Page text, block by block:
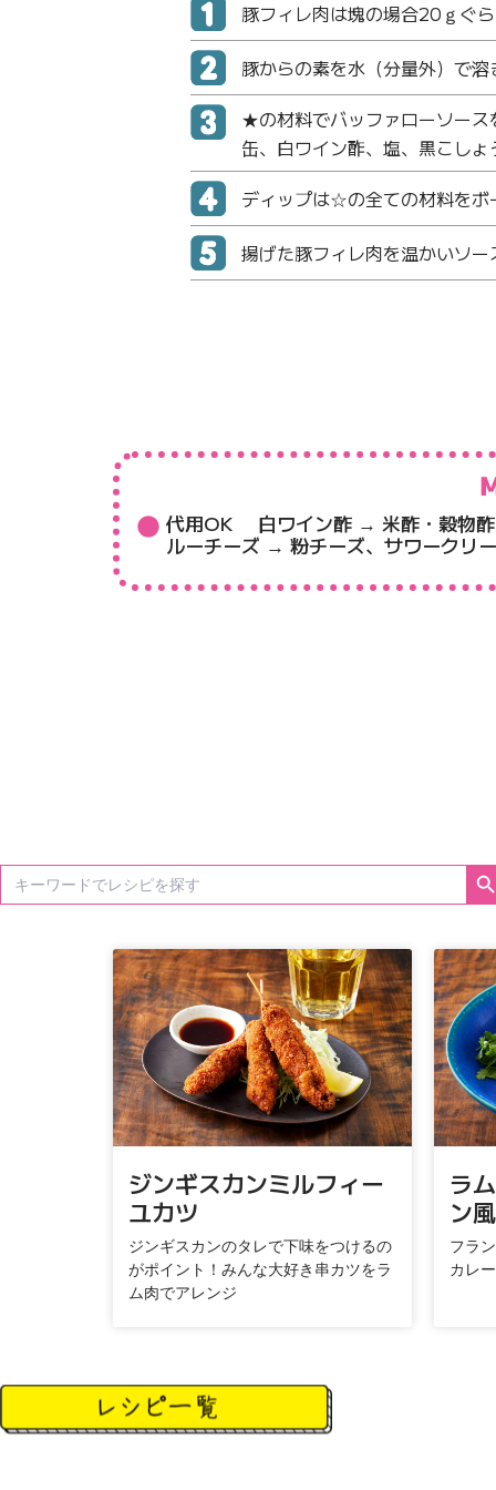
豚フィレ肉は塊の場合20ｇぐ
豚からの素を水（分量外）で
★の材料でバッファローソース
缶、白ワイン酢、塩、黒こし
ディップは☆の全ての材料をボ
揚げた豚フィレ肉を温かいソ
代用OK 白ワイン酢 → 米酢・穀物
ルーチーズ → 粉チーズ、サワークリ
Search
for:
ジンギスカンミルフィー
ユカツ
ジンギスカンのタレで下味をつけるの
がポイント！みんな大好き串カツをラ
ム肉でアレンジ
ラ
ン風
フラ
カレ